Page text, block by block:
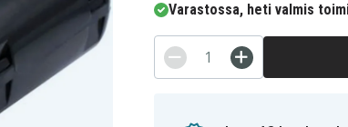
Varastossa, heti valmis